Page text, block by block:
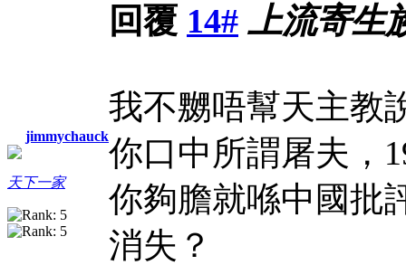
jimmychauck
天下一家
回覆 14# 上流寄生
我不嬲唔幫天主教
你口中所謂屠夫，
你夠膽就喺中國批
消失？